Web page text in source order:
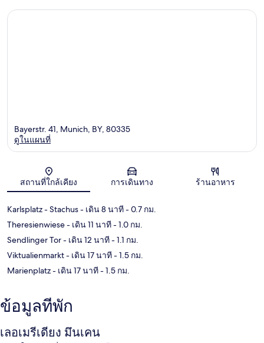
แผนที่
Bayerstr. 41, Munich, BY, 80335
ดูในแผนที่
สถานที่ใกล้เคียง การเดินทาง ร้านอาหาร
Karlsplatz - Stachus- เดิน 8 นาที- 0.7 กม.
Theresienwiese- เดิน 11 นาที- 1.0 กม.
Sendlinger Tor- เดิน 12 นาที- 1.1 กม.
Viktualienmarkt- เดิน 17 นาที- 1.5 กม.
Marienplatz- เดิน 17 นาที- 1.5 กม.
ข้อมูลที่พัก
เลอเมรีเดียง มึนเคน